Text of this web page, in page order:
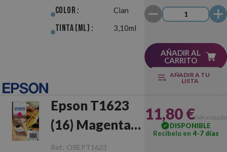
Color : Cian
Tinta (ml) : 3,10ml
AÑADIR AL
CARRITO
AÑADIR A TU
LISTA
Epson T1623
(16) Magenta
Original
Ref.: OREPT1623
11,80 €IVA incluido
DISPONIBLE
Recíbelo en 4-7 días